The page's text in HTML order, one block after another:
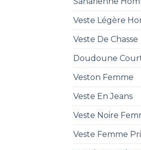
Veste Légère
Veste De Chasse
Doudoune
Veston Femme
Veste En Jeans
Veste Noire
Veste Femme